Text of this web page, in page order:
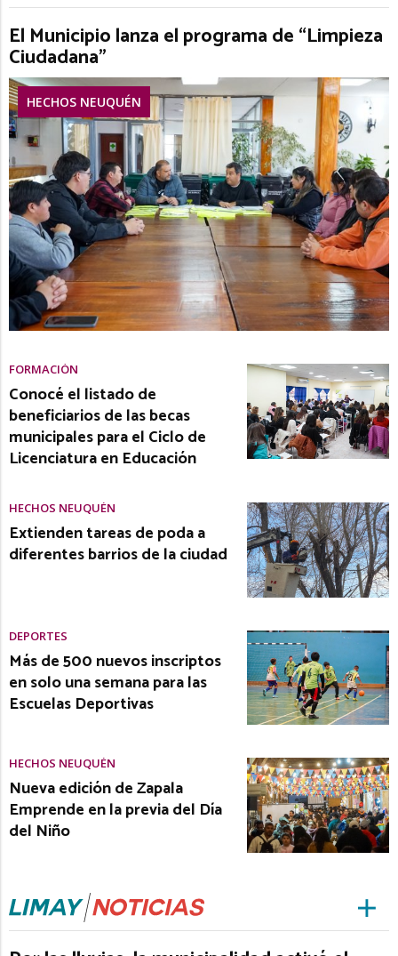
El Municipio lanza el programa de “Limpieza
Ciudadana”
HECHOS NEUQUÉN
FORMACIÓN
Conocé el listado de
beneficiarios de las becas
municipales para el Ciclo de
Licenciatura en Educación
HECHOS NEUQUÉN
Extienden tareas de poda a
diferentes barrios de la ciudad
DEPORTES
Más de 500 nuevos inscriptos
en solo una semana para las
Escuelas Deportivas
HECHOS NEUQUÉN
Nueva edición de Zapala
Emprende en la previa del Día
del Niño